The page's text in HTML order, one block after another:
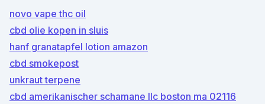
novo vape thc oil
cbd olie kopen in sluis
hanf granatapfel lotion amazon
cbd smokepost
unkraut terpene
cbd amerikanischer schamane llc boston ma 02116